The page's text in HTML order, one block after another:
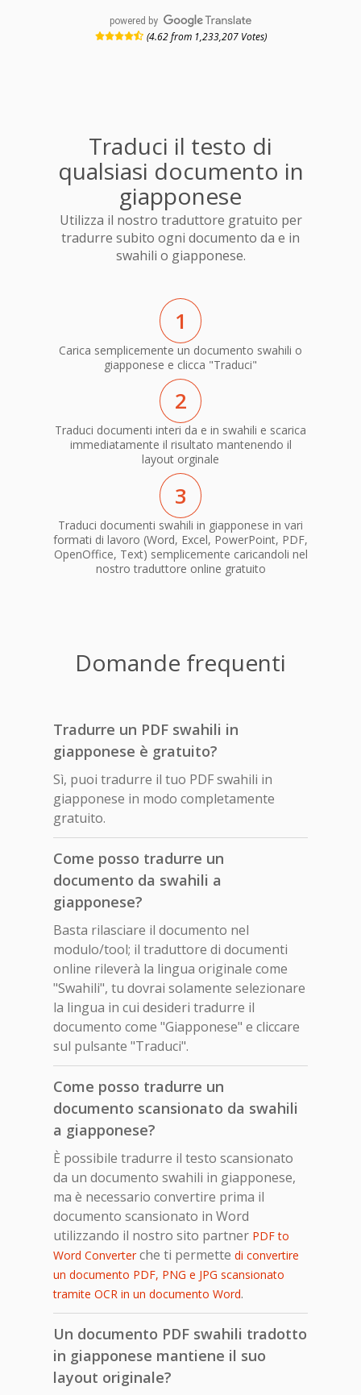
powered by
(4.62 from 1,233,207 Votes)
Traduci il testo di
qualsiasi documento in
giapponese
Utilizza il nostro traduttore gratuito per
tradurre subito ogni documento da e in
swahili o giapponese.
1
Carica semplicemente un documento swahili o
giapponese e clicca "Traduci"
2
Traduci documenti interi da e in swahili e scarica
immediatamente il risultato mantenendo il
layout orginale
3
Traduci documenti swahili in giapponese in vari
formati di lavoro (Word, Excel, PowerPoint, PDF,
OpenOffice, Text) semplicemente caricandoli nel
nostro traduttore online gratuito
Domande frequenti
Tradurre un PDF swahili in
giapponese è gratuito?
Sì, puoi tradurre il tuo PDF swahili in
giapponese in modo completamente
gratuito.
Come posso tradurre un
documento da swahili a
giapponese?
Basta rilasciare il documento nel
modulo/tool; il traduttore di documenti
online rileverà la lingua originale come
"Swahili", tu dovrai solamente selezionare
la lingua in cui desideri tradurre il
documento come "Giapponese" e cliccare
sul pulsante "Traduci".
Come posso tradurre un
documento scansionato da swahili
a giapponese?
È possibile tradurre il testo scansionato
da un documento swahili in giapponese,
ma è necessario convertire prima il
documento scansionato in Word
utilizzando il nostro sito partner PDF to
Word Converterche ti permette di convertire
un documento PDF, PNG e JPG scansionato
tramite OCR in un documento Word.
Un documento PDF swahili tradotto
in giapponese mantiene il suo
layout originale?